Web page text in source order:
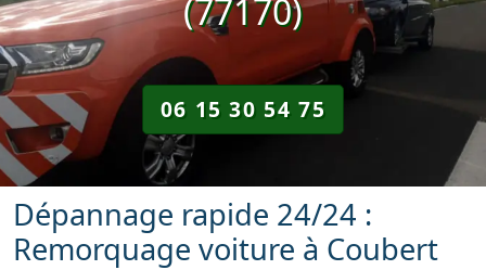
(77170)
06 15 30 54 75
Dépannage rapide 24/24 :
Remorquage voiture à Coubert